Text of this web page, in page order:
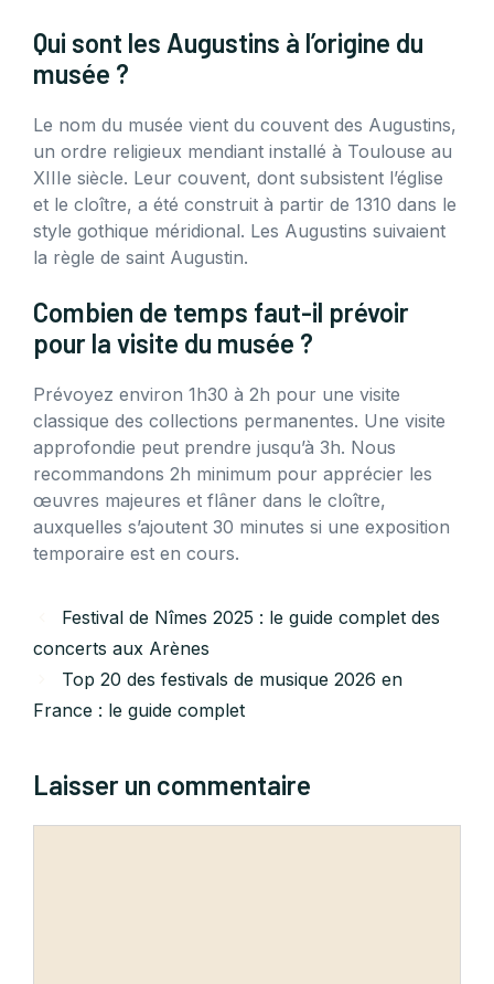
Qui sont les Augustins à l’origine du
musée ?
Le nom du musée vient du couvent des Augustins,
un ordre religieux mendiant installé à Toulouse au
XIIIe siècle. Leur couvent, dont subsistent l’église
et le cloître, a été construit à partir de 1310 dans le
style gothique méridional. Les Augustins suivaient
la règle de saint Augustin.
Combien de temps faut-il prévoir
pour la visite du musée ?
Prévoyez environ 1h30 à 2h pour une visite
classique des collections permanentes. Une visite
approfondie peut prendre jusqu’à 3h. Nous
recommandons 2h minimum pour apprécier les
œuvres majeures et flâner dans le cloître,
auxquelles s’ajoutent 30 minutes si une exposition
temporaire est en cours.
Festival de Nîmes 2025 : le guide complet des
concerts aux Arènes
Top 20 des festivals de musique 2026 en
France : le guide complet
Laisser un commentaire